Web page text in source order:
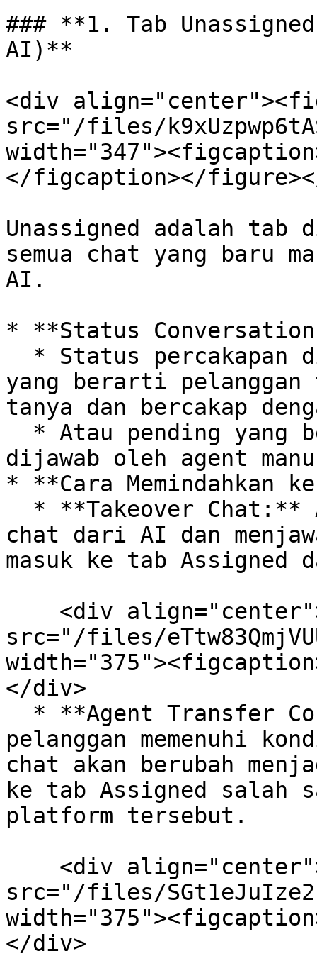
### **1. Tab
AI)**
<div
src="/files/
</figcaption></
Unassigned adalah tab
semua chat yang baru
AI.
* **Status
yang berarti
tanya dan bercakap
dijawab oleh agent
* **Cara Memindahkan
chat dari AI dan
masuk ke tab Assigned
src="/files/
</div>
pelanggan memenuhi
chat akan berubah
ke tab Assigned salah
platform tersebut.
src="/files/
</div>